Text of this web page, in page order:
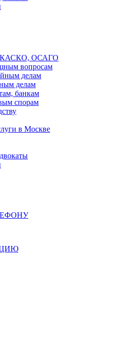
КАСКО, ОСАГО
вопросам
делам
делам
банкам
спорам
в Москве